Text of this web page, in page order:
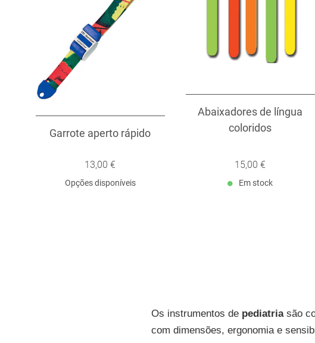
Garrote aperto rápido
13,00 €
Opções disponíveis
Abaixadores de língua
coloridos
15,00 €
Em stock
Os instrumentos de pediatriasão
com dimensões, ergonomia e